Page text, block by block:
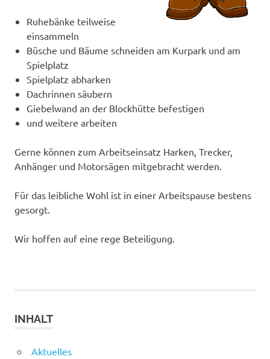
Ruhebänke teilweise
einsammeln
Büsche und Bäume schneiden am Kurpark und am
Spielplatz
Spielplatz abharken
Dachrinnen säubern
Giebelwand an der Blockhütte befestigen
und weitere arbeiten
Gerne können zum Arbeitseinsatz Harken, Trecker,
Anhänger und Motorsägen mitgebracht werden.
Für das leibliche Wohl ist in einer Arbeitspause bestens
gesorgt.
Wir hoffen auf eine rege Beteiligung.
INHALT
Aktuelles